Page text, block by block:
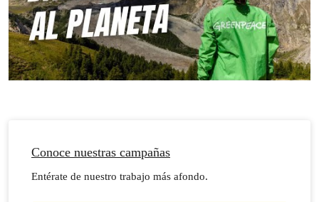
Conoce nuestras campañas
Entérate de nuestro trabajo más afondo.